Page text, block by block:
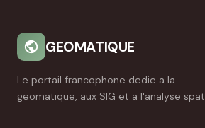
GEOMATIQUE
Le portail francophone dedie a la
geomatique, aux SIG et a l'analyse